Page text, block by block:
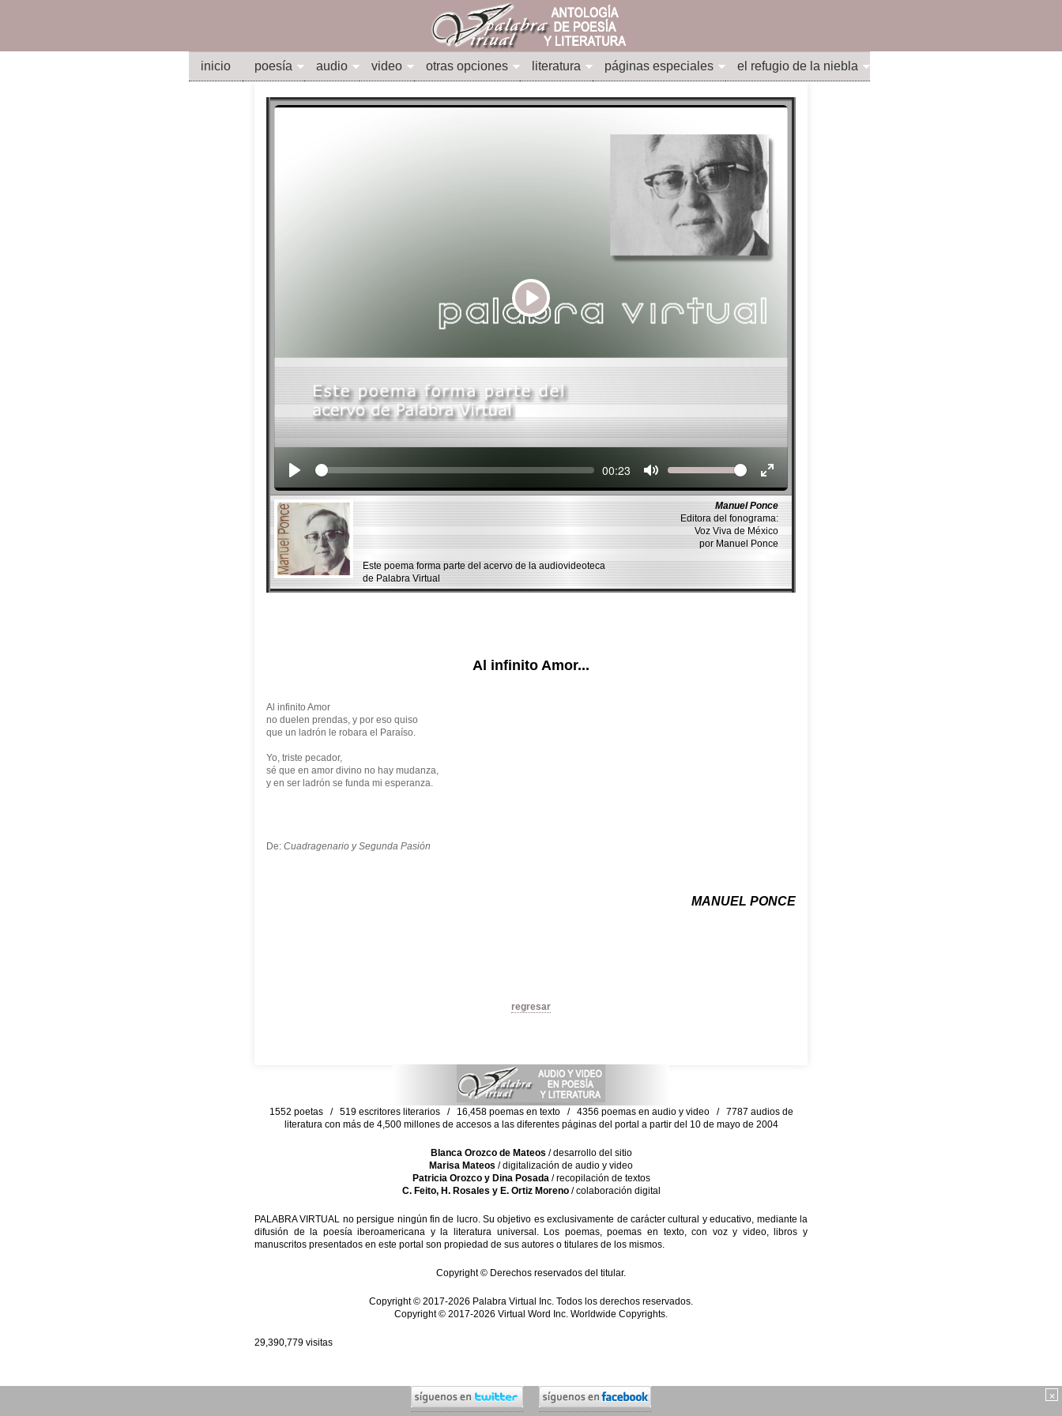
inicio poesía audio video otras opciones literatura páginas especiales el refugio de la niebla
Play
Seek Current
00:23 Volume
Manuel Ponce
Editora del fonograma:
Voz Viva de México
por Manuel Ponce
Este poema forma parte del acervo de la audiovideoteca
de Palabra Virtual
Al infinito Amor...
Al infinito Amor
no duelen prendas, y por eso quiso
que un ladrón le robara el Paraíso.
Yo, triste pecador,
sé que en amor divino no hay mudanza,
y en ser ladrón se funda mi esperanza.
De: Cuadragenario y Segunda Pasión
MANUEL PONCE
regresar
×
1552 poetas / 519 escritores literarios / 16,458 poemas en texto / 4356 poemas en audio y video / 7787 audios de
literatura con más de 4,500 millones de accesos a las diferentes páginas del portal a partir del 10 de mayo de 2004
Blanca Orozco de Mateos / desarrollo del sitio
Marisa Mateos / digitalización de audio y video
Patricia Orozco y Dina Posada/ recopilación de textos
C. Feito, H. Rosales y E. Ortiz Moreno/ colaboración digital
PALABRA VIRTUAL no persigue ningún fin de lucro. Su objetivo es exclusivamente de carácter cultural y educativo, mediante la
difusión de la poesía iberoamericana y la literatura universal. Los poemas, poemas en texto, con voz y video, libros y
manuscritos presentados en este portal son propiedad de sus autores o titulares de los mismos.
Copyright © Derechos reservados del titular.
Copyright © 2017-2026 Palabra Virtual Inc. Todos los derechos reservados.
Copyright © 2017-2026 Virtual Word Inc. Worldwide Copyrights.
29,390,779 visitas